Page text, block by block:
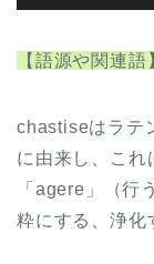
声
レ
ヤ
ー
【語源や関連語
chastiseはラテ
に由来し、これ
「agere」（行
粋にする、浄化